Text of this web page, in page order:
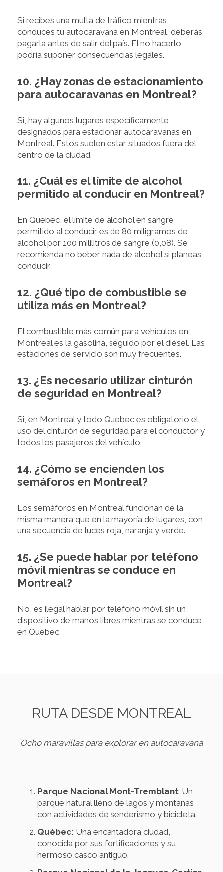
Si recibes una multa de tráfico mientras
conduces tu autocaravana en Montreal, deberás
pagarla antes de salir del país. El no hacerlo
podría suponer consecuencias legales.
10. ¿Hay zonas de estacionamiento
para autocaravanas en Montreal?
Si, hay algunos lugares específicamente
designados para estacionar autocaravanas en
Montreal. Estos suelen estar situados fuera del
centro de la ciudad.
11. ¿Cuál es el límite de alcohol
permitido al conducir en Montreal?
En Quebec, el límite de alcohol en sangre
permitido al conducir es de 80 miligramos de
alcohol por 100 mililitros de sangre (0,08). Se
recomienda no beber nada de alcohol si planeas
conducir.
12. ¿Qué tipo de combustible se
utiliza más en Montreal?
El combustible más común para vehículos en
Montreal es la gasolina, seguido por el diésel. Las
estaciones de servicio son muy frecuentes.
13. ¿Es necesario utilizar cinturón
de seguridad en Montreal?
Si, en Montreal y todo Quebec es obligatorio el
uso del cinturón de seguridad para el conductor y
todos los pasajeros del vehículo.
14. ¿Cómo se encienden los
semáforos en Montreal?
Los semáforos en Montreal funcionan de la
misma manera que en la mayoría de lugares, con
una secuencia de luces roja, naranja y verde.
15. ¿Se puede hablar por teléfono
móvil mientras se conduce en
Montreal?
No, es ilegal hablar por teléfono móvil sin un
dispositivo de manos libres mientras se conduce
en Quebec.
RUTA DESDE MONTREAL
Ocho maravillas para explorar en autocaravana
Parque Nacional Mont-Tremblant: Un
parque natural lleno de lagos y montañas
con actividades de senderismo y bicicleta.
Québec: Una encantadora ciudad,
conocida por sus fortificaciones y su
hermoso casco antiguo.